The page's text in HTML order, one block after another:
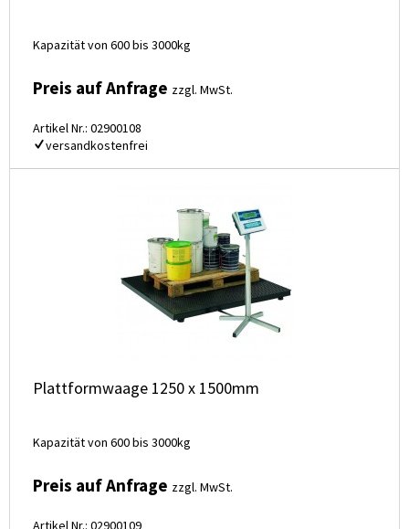
Kapazität von 600 bis 3000kg
Preis auf Anfrage zzgl. MwSt.
Artikel Nr.: 02900108
versandkostenfrei
Plattformwaage 1250 x 1500mm
Kapazität von 600 bis 3000kg
Preis auf Anfrage zzgl. MwSt.
Artikel Nr.: 02900109